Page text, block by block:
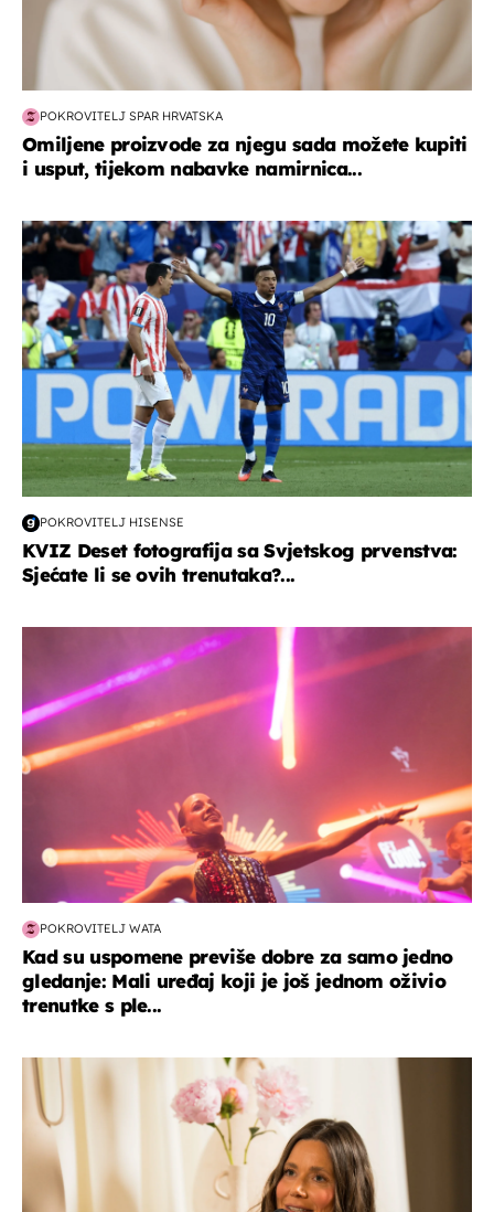
POKROVITELJ SPAR HRVATSKA
Omiljene proizvode za njegu sada možete kupiti
i usput, tijekom nabavke namirnica...
svjetsko prvenstvo 2026
POKROVITELJ HISENSE
KVIZ Deset fotografija sa Svjetskog prvenstva:
Sjećate li se ovih trenutaka?...
POKROVITELJ WATA
Kad su uspomene previše dobre za samo jedno
gledanje: Mali uređaj koji je još jednom oživio
trenutke s ple...
moda & ljepota